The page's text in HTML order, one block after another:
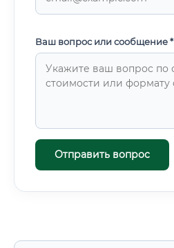
Ваш вопрос или сообщение *
Отправить вопрос